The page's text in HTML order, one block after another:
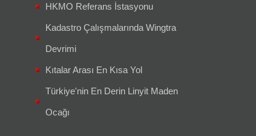
HKMO Referans İstasyonu
Kadastro Çalışmalarında Wingtra
Devrimi
Kıtalar Arası En Kısa Yol
Türkiye'nin En Derin Linyit Maden
Ocağı